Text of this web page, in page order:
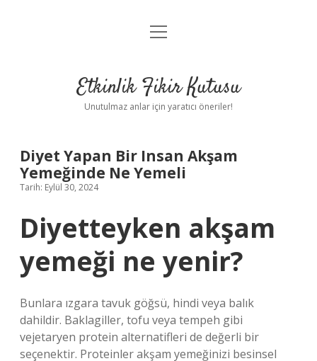
Anasayfa
Yasal Uyarı
menüyü
Etkinlik Fikir Kutusu
Unutulmaz anlar için yaratıcı öneriler!
Diyet Yapan Bir Insan Akşam
Yemeğinde Ne Yemeli
Tarih: Eylül 30, 2024
Diyetteyken akşam
yemeği ne yenir?
Bunlara ızgara tavuk göğsü, hindi veya balık
dahildir. Baklagiller, tofu veya tempeh gibi
vejetaryen protein alternatifleri de değerli bir
seçenektir. Proteinler akşam yemeğinizi besinsel